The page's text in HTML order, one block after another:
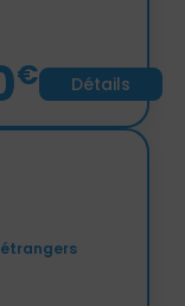
€ Détails